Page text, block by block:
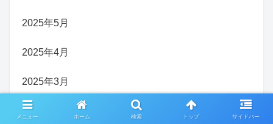
2025年5月
2025年4月
2025年3月
2025年2月
メニュー ホーム 検索 トップ サイドバー